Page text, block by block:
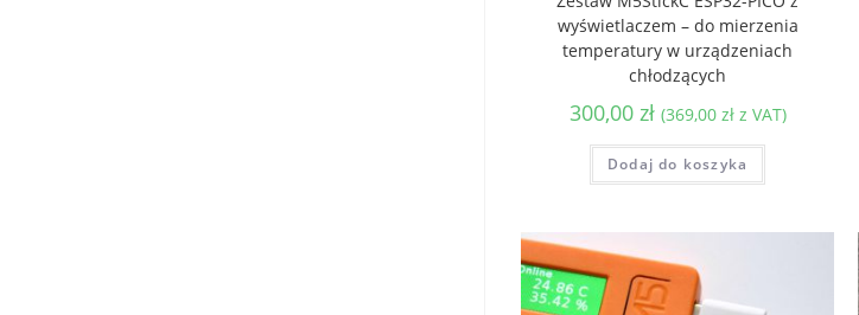
wyświetlaczem – do mierzenia
temperatury w urządzeniach
chłodzących
300,00 zł (369,00 złz VAT)
Dodaj do koszyka